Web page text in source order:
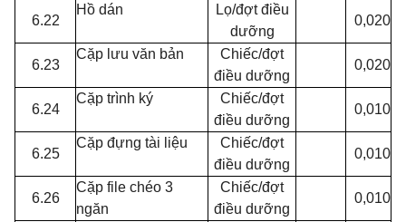
6.22
Hồ dán
Lọ/đợt điều
dưỡng
0,020
6.23
Cặp lưu văn bản
Chiếc/đợt
điều dưỡng
0,020
6.24
Cặp trình ký
Chiếc/đợt
điều dưỡng
0,010
6.25
Cặp đựng tài liệu
Chiếc/đợt
điều dưỡng
0,010
6.26
Cặp file chéo 3
ngăn
Chiếc/đợt
điều dưỡng
0,010